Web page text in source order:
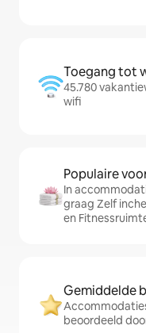
Toegang tot
45.780
wifi
Populaire
In
graag Zelf
en
Gemiddelde
beoordeeld